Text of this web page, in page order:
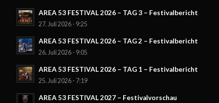
AREA 53 FESTIVAL 2026 – TAG 3 – Festivalbericht
27. Juli 2026 - 9:25
AREA 53 FESTIVAL 2026 – TAG 2 – Festivalbericht
26. Juli 2026 - 9:05
AREA 53 FESTIVAL 2026 – TAG 1 – Festivalbericht
25. Juli 2026 - 7:19
AREA 53 FESTIVAL 2027 – Festivalvorschau